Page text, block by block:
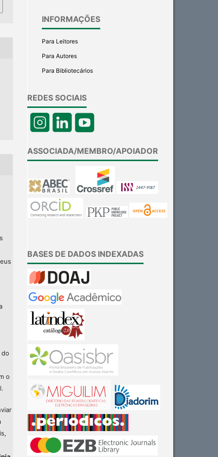
o
INFORMAÇÕES
Para Leitores
Para Autores
Para Bibliotecários
REDES SOCIAIS
ASSOCIADA/MEMBRO/APOIADOR
BASES DE DADOS INDEXADAS